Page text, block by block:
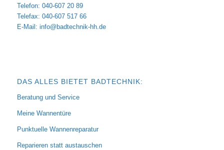
Telefon: 040-607 20 89
Telefax: 040-607 517 66
E-Mail: info@badtechnik-hh.de
DAS ALLES BIETET BADTECHNIK:
Beratung und Service
Meine Wannentüre
Punktuelle Wannenreparatur
Reparieren statt austauschen